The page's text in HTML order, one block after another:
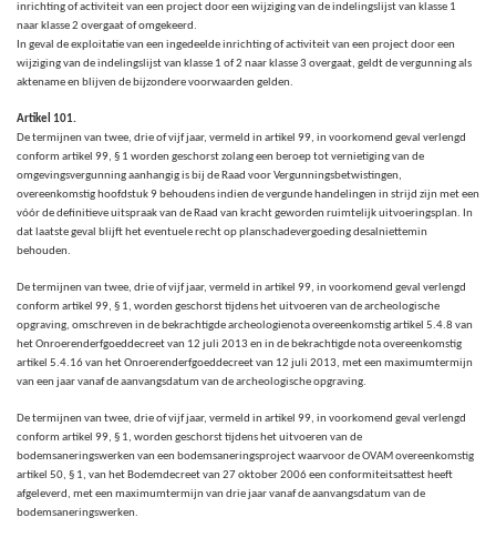
inrichting of activiteit van een project door een wijziging van de indelingslijst van klasse 1
naar klasse 2 overgaat of omgekeerd.
In geval de exploitatie van een ingedeelde inrichting of activiteit van een project door een
wijziging van de indelingslijst van klasse 1 of 2 naar klasse 3 overgaat, geldt de vergunning als
aktename en blijven de bijzondere voorwaarden gelden.
Artikel 101.
De termijnen van twee, drie of vijf jaar, vermeld in artikel 99, in voorkomend geval verlengd
conform artikel 99, § 1 worden geschorst zolang een beroep tot vernietiging van de
omgevingsvergunning aanhangig is bij de Raad voor Vergunningsbetwistingen,
overeenkomstig hoofdstuk 9 behoudens indien de vergunde handelingen in strijd zijn met een
vóór de definitieve uitspraak van de Raad van kracht geworden ruimtelijk uitvoeringsplan. In
dat laatste geval blijft het eventuele recht op planschadevergoeding desalniettemin
behouden.
De termijnen van twee, drie of vijf jaar, vermeld in artikel 99, in voorkomend geval verlengd
conform artikel 99, § 1, worden geschorst tijdens het uitvoeren van de archeologische
opgraving, omschreven in de bekrachtigde archeologienota overeenkomstig artikel 5.4.8 van
het Onroerenderfgoeddecreet van 12 juli 2013 en in de bekrachtigde nota overeenkomstig
artikel 5.4.16 van het Onroerenderfgoeddecreet van 12 juli 2013, met een maximumtermijn
van een jaar vanaf de aanvangsdatum van de archeologische opgraving.
De termijnen van twee, drie of vijf jaar, vermeld in artikel 99, in voorkomend geval verlengd
conform artikel 99, § 1, worden geschorst tijdens het uitvoeren van de
bodemsaneringswerken van een bodemsaneringsproject waarvoor de OVAM overeenkomstig
artikel 50, § 1, van het Bodemdecreet van 27 oktober 2006 een conformiteitsattest heeft
afgeleverd, met een maximumtermijn van drie jaar vanaf de aanvangsdatum van de
bodemsaneringswerken.